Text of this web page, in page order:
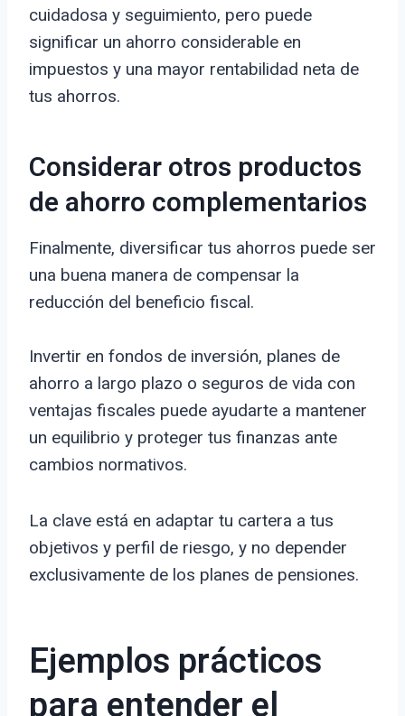
cuidadosa y seguimiento, pero puede
significar un ahorro considerable en
impuestos y una mayor rentabilidad neta de
tus ahorros.
Considerar otros productos
de ahorro complementarios
Finalmente, diversificar tus ahorros puede ser
una buena manera de compensar la
reducción del beneficio fiscal.
Invertir en fondos de inversión, planes de
ahorro a largo plazo o seguros de vida con
ventajas fiscales puede ayudarte a mantener
un equilibrio y proteger tus finanzas ante
cambios normativos.
La clave está en adaptar tu cartera a tus
objetivos y perfil de riesgo, y no depender
exclusivamente de los planes de pensiones.
Ejemplos prácticos